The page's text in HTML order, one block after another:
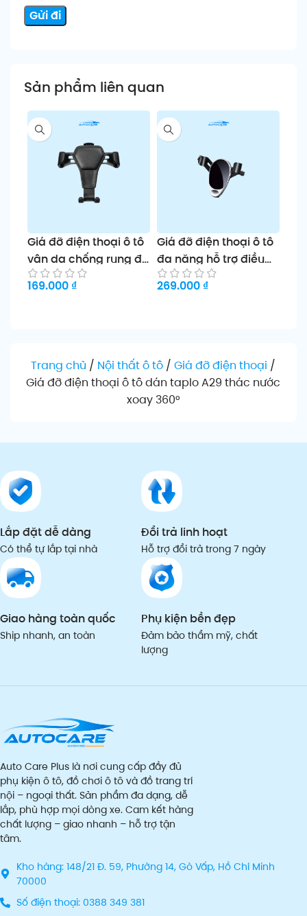
Sản phẩm liên quan
Giá đỡ điện thoại ô tô
vân da chống rung đa
năng
169.000 ₫
Giá đỡ điện thoại ô tô
đa năng hỗ trợ điều
hướng
269.000 ₫
Trang chủ / Nội thất ô tô /Giá đỡ điện thoại /
Giá đỡ điện thoại ô tô dán taplo A29 thác nước
xoay 360°
Lắp đặt dễ dàng
Có thể tự lắp tại nhà
Đổi trả linh hoạt
Hỗ trợ đổi trả trong 7 ngày
Giao hàng toàn quốc
Ship nhanh, an toàn
Phụ kiện bền đẹp
Đảm bảo thẩm mỹ, chất
lượng
Auto Care Plus là nơi cung cấp đầy đủ
phụ kiện ô tô, đồ chơi ô tô và đồ trang trí
nội – ngoại thất. Sản phẩm đa dạng, dễ
lắp, phù hợp mọi dòng xe. Cam kết hàng
chất lượng – giao nhanh – hỗ trợ tận
tâm.
Kho hàng: 148/21 Đ. 59, Phường 14, Gò Vấp, Hồ Chí Minh
70000
Số điện thoại: 0388 349 381